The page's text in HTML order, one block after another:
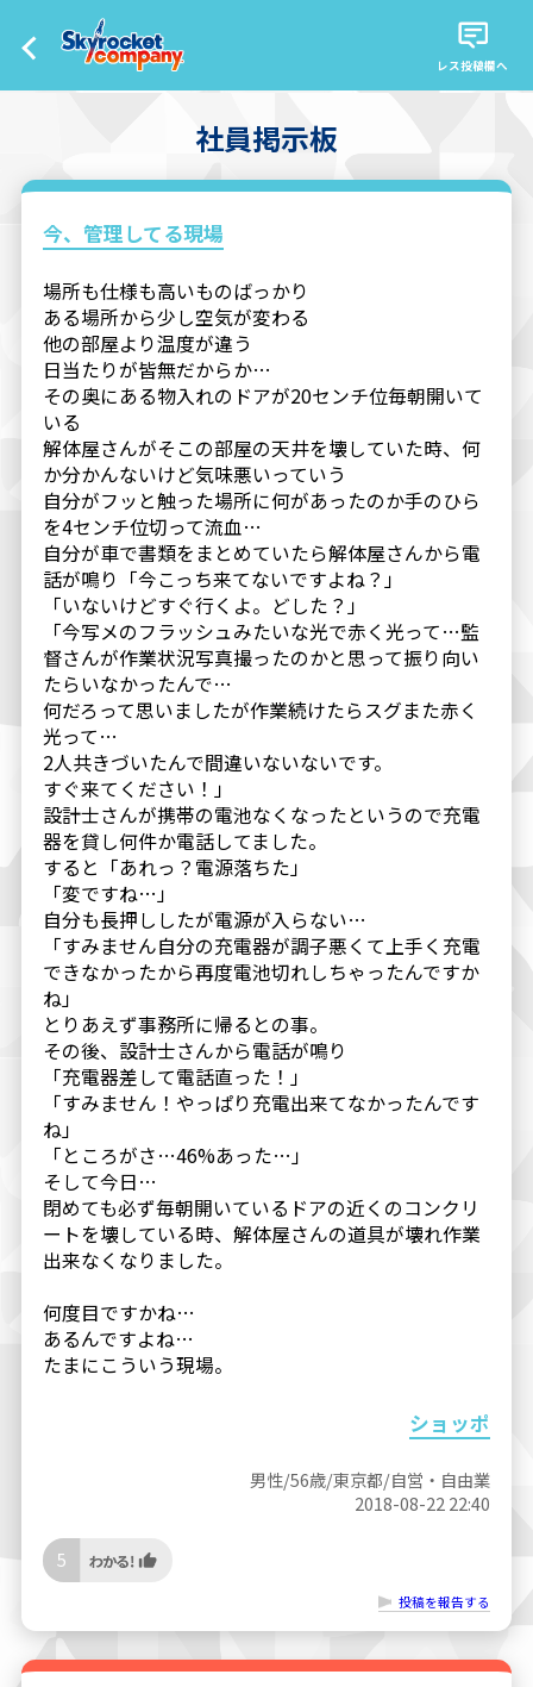
レス投稿欄へ
社員掲示板
今、管理してる現場
場所も仕様も高いものばっかり
ある場所から少し空気が変わる
他の部屋より温度が違う
日当たりが皆無だからか…
その奥にある物入れのドアが20センチ位毎朝開いて
いる
解体屋さんがそこの部屋の天井を壊していた時、何
か分かんないけど気味悪いっていう
自分がフッと触った場所に何があったのか手のひら
を4センチ位切って流血…
自分が車で書類をまとめていたら解体屋さんから電
話が鳴り「今こっち来てないですよね？」
「いないけどすぐ行くよ。どした？」
「今写メのフラッシュみたいな光で赤く光って…監
督さんが作業状況写真撮ったのかと思って振り向い
たらいなかったんで…
何だろって思いましたが作業続けたらスグまた赤く
光って…
2人共きづいたんで間違いないないです。
すぐ来てください！」
設計士さんが携帯の電池なくなったというので充電
器を貸し何件か電話してました。
すると「あれっ？電源落ちた」
「変ですね…」
自分も長押ししたが電源が入らない…
「すみません自分の充電器が調子悪くて上手く充電
できなかったから再度電池切れしちゃったんですか
ね」
とりあえず事務所に帰るとの事。
その後、設計士さんから電話が鳴り
「充電器差して電話直った！」
「すみません！やっぱり充電出来てなかったんです
ね」
「ところがさ…46%あった…」
そして今日…
閉めても必ず毎朝開いているドアの近くのコンクリ
ートを壊している時、解体屋さんの道具が壊れ作業
出来なくなりました。
何度目ですかね…
あるんですよね…
たまにこういう現場。
ショッポ
男性/56歳/東京都/自営・自由業
2018-08-22 22:40
5
投稿を報告する